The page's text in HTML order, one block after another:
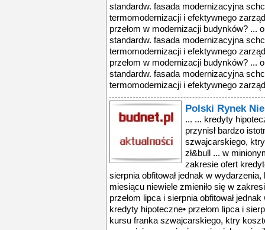
standardw. fasada modernizacyjna
termomodernizacji i efektywnego
przełom w modernizacji budynków? ...
standardw. fasada modernizacyjna
termomodernizacji i efektywnego
przełom w modernizacji budynków? ...
standardw. fasada modernizacyjna
termomodernizacji i efektywnego
Polski Rynek
... ... kredyty
przynisł bardzo
szwajcarskiego,
zł&bull ... w
zakresie ofert
sierpnia obfitował jednak w
miesiącu niewiele zmieniło się w
przełom lipca i sierpnia obfitował
kredyty hipoteczne• przełom lipca i
kursu franka szwajcarskiego, ktry